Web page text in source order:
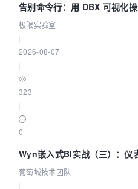
告别命令行：用 DBX 可视化
极限实验室
2026-08-07
323
0
Wyn嵌入式BI实战（三）：仪
数联动全闭环
葡萄城技术团队